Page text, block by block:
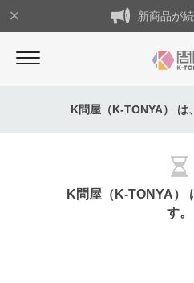
新商品が
K問屋（K-TONYA） は
K問屋（K-TONYA）
す。